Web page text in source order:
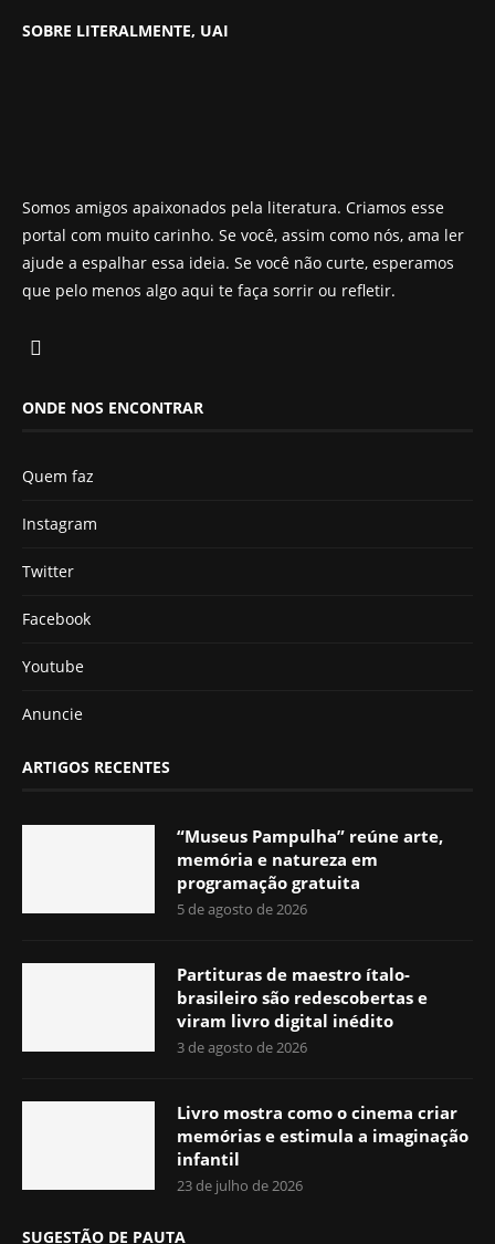
SOBRE LITERALMENTE, UAI
Somos amigos apaixonados pela literatura. Criamos esse
portal com muito carinho. Se você, assim como nós, ama ler
ajude a espalhar essa ideia. Se você não curte, esperamos
que pelo menos algo aqui te faça sorrir ou refletir.
ONDE NOS ENCONTRAR
Quem faz
Instagram
Twitter
Facebook
Youtube
Anuncie
ARTIGOS RECENTES
“Museus Pampulha” reúne arte,
memória e natureza em
programação gratuita
5 de agosto de 2026
Partituras de maestro ítalo-
brasileiro são redescobertas e
viram livro digital inédito
3 de agosto de 2026
Livro mostra como o cinema criar
memórias e estimula a imaginação
infantil
23 de julho de 2026
SUGESTÃO DE PAUTA